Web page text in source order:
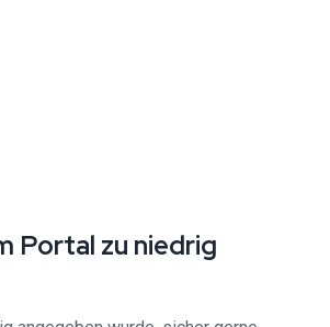
Portal zu niedrig